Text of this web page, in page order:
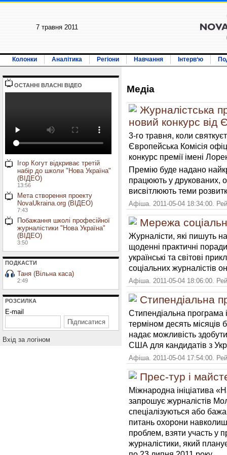
7 травня 2011
Колонки Аналітика Регіони Навчання Інтерв‘ю
ОСТАННI ВЛАСНI ВIДЕО
Ігор Когут відкриває третій
набір до школи "Нова Україна"
(ВІДЕО)
13:56
Мета створення проекту
NovaUkraina.org (ВІДЕО)
7:43
Побажання школі професійної
журналістики "Нова Україна"
(ВІДЕО)
3:50
ПОДКАСТИ
Таня (Вільна каса)
2:49
РОЗСИЛКА
E-mail
Вхiд за логiном
Медiа
Журналістська
новий конкурс від
3-го травня, коли
Європейська Комісія
конкурс премії імені
Премію буде надано
працюють у друкованих,
висвітлюють теми
Афіша. 2011-05-04 18:34:00.
Мережа
Журналісти, які пишуть
щоденні практичні
українські та світові
соціальних журналістів
Афіша. 2011-05-04 18:06:00.
Стипендіальна
Стипендіальна
терміном десять місяців
надає можливість
США для кандидатів з
Афіша. 2011-05-04 17:54:00.
Прес-тур і
Міжнародна ініціатива
запрошує журналістів
спеціалізуються або
питань охорони
проблем, взяти участь у
журналістики, який